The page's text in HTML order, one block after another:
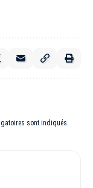
sont indiqués